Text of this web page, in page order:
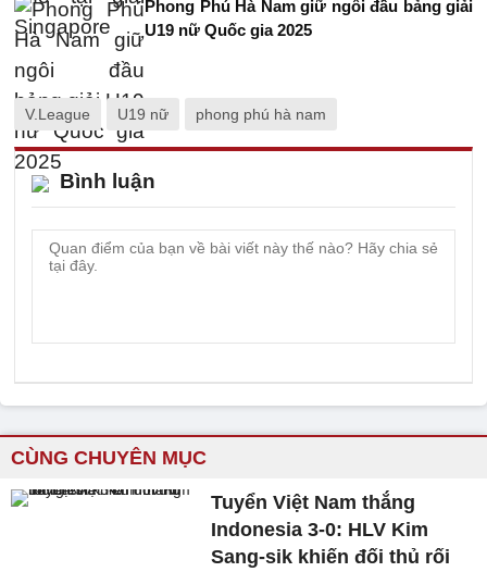
Phong Phú Hà Nam giữ ngôi đầu bảng giải
U19 nữ Quốc gia 2025
V.League U19 nữ phong phú hà nam
Bình luận
CÙNG CHUYÊN MỤC
Tuyển Việt Nam thắng
Indonesia 3-0: HLV Kim
Sang-sik khiến đối thủ rối